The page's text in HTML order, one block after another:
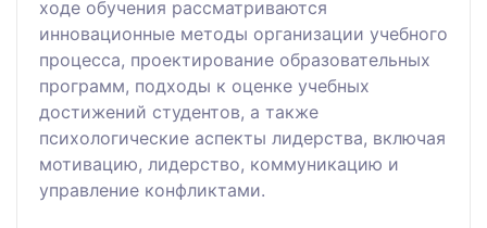
ходе обучения рассматриваются
инновационные методы организации учебного
процесса, проектирование образовательных
программ, подходы к оценке учебных
достижений студентов, а также
психологические аспекты лидерства, включая
мотивацию, лидерство, коммуникацию и
управление конфликтами.